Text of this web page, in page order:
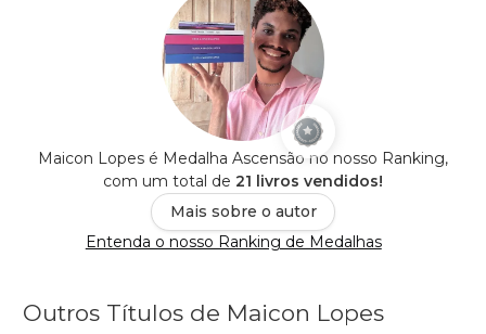
Maicon Lopes é Medalha Ascensão no nosso Ranking,
com um total de 21 livros vendidos!
Mais sobre o autor
Entenda o nosso Ranking de Medalhas
Outros Títulos de Maicon Lopes